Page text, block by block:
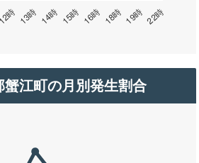
江町の月別発生割合